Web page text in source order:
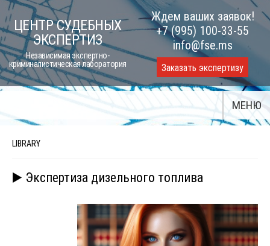
Skip
to
content
ЦЕНТР СУДЕБНЫХ
ЭКСПЕРТИЗ
Независимая экспертно-
криминалистическая лаборатория
Ждем ваших заявок!
+7 (995) 100-33-55
info@fse.ms
Заказать экспертизу
МЕНЮ
LIBRARY
▶️ Экспертиза дизельного топлива